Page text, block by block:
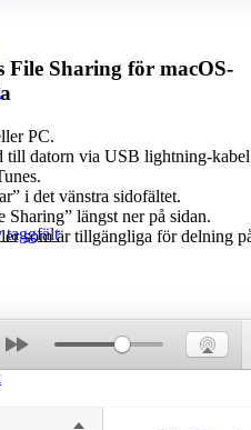
taggfält
File Sharing för macOS-
PC.
till datorn via USB lightning-
i det vänstra sidofältet.
längst ner på sidan.
som är tillgängliga för delning